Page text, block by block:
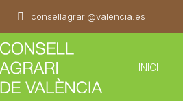
consellagrari@valencia.es
INICI